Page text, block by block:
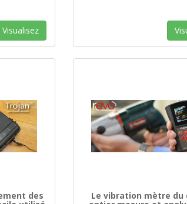
Visualisez
des Le vibration mètre du